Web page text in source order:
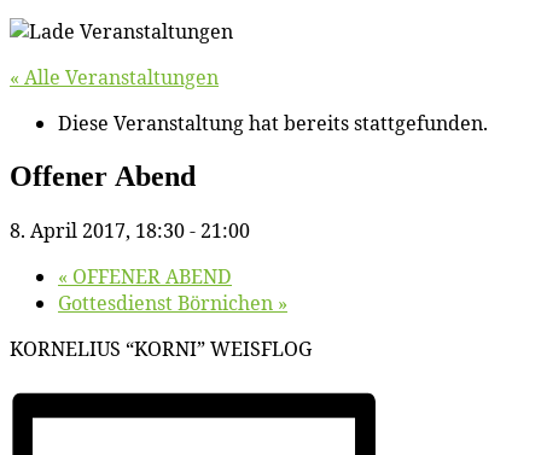
« Alle Veranstaltungen
Diese Veranstaltung hat bereits stattgefunden.
Of­fe­ner Abend
8. April 2017, 18:30- 21:00
« OFFENER ABEND
Got­tes­dienst Börnichen »
KORNELIUS “KORNI” WEISFLOG